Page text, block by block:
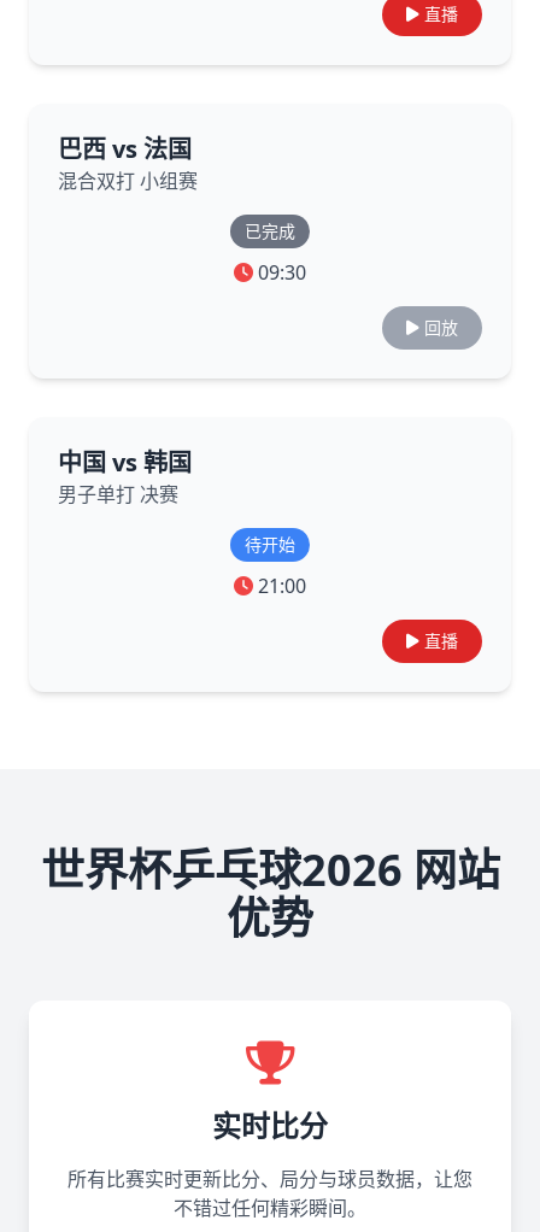
直播
巴西 vs 法国
混合双打 小组赛
已完成
09:30
回放
中国 vs 韩国
男子单打 决赛
待开始
21:00
直播
世界杯乒乓球2026 网站
优势
实时比分
所有比赛实时更新比分、局分与球员数据，让您
不错过任何精彩瞬间。